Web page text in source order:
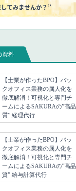
てみませんか？”
資料
【士業が作ったBPO】バッ
クオフィス業務の属人化を
徹底解消！可視化と専門チ
ームによるSAKURAの”高品
質” 経理代行
【士業が作ったBPO】バッ
クオフィス業務の属人化を
徹底解消！可視化と専門チ
ームによるSAKURAの”高品
質” 給与計算代行